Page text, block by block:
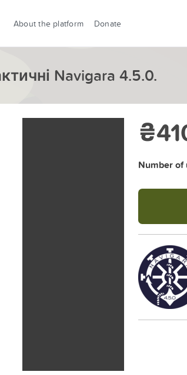
About the platform Donate
Navigara 4.5.0.
Number of